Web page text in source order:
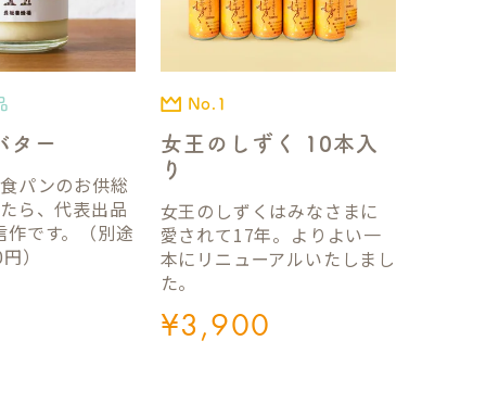
ター
パンのお供総
ら、代表出品
作です。（別途
）
No.1
女王のしずく 10本入
り
女王のしずくはみなさまに
愛されて17年。よりよい一
本にリニューアルいたしまし
た。
¥3,900